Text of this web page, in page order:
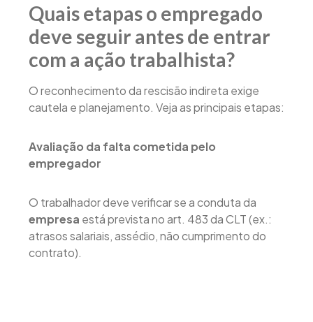
Quais etapas o empregado
deve seguir antes de entrar
com a ação trabalhista?
O reconhecimento da rescisão indireta exige
cautela e planejamento. Veja as principais etapas:
Avaliação da falta cometida pelo
empregador
O trabalhador deve verificar se a conduta da
empresa está prevista no art. 483 da CLT (ex.:
atrasos salariais, assédio, não cumprimento do
contrato).